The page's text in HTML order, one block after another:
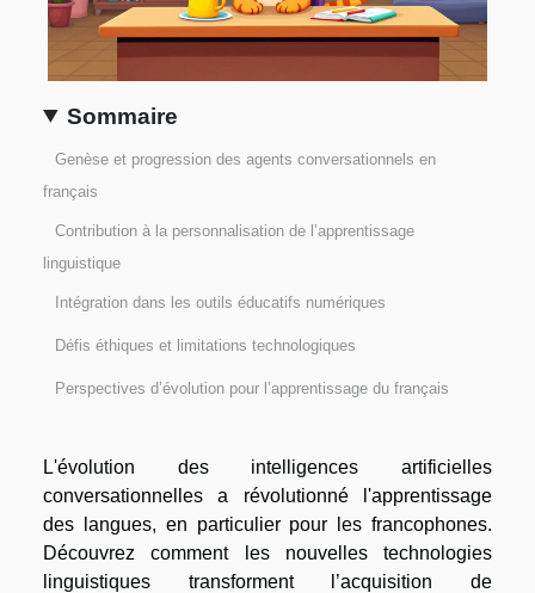
Sommaire
Genèse et progression des agents conversationnels en
français
Contribution à la personnalisation de l’apprentissage
linguistique
Intégration dans les outils éducatifs numériques
Défis éthiques et limitations technologiques
Perspectives d’évolution pour l’apprentissage du français
L'évolution des intelligences artificielles
conversationnelles a révolutionné l'apprentissage
des langues, en particulier pour les francophones.
Découvrez comment les nouvelles technologies
linguistiques transforment l’acquisition de